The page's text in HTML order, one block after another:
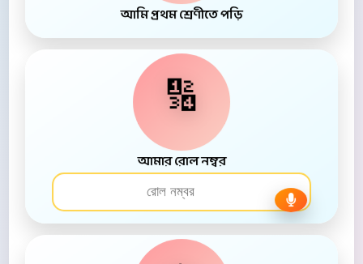
আমি প্রথম শ্রেণীতে পড়ি
🔢
আমার রোল নম্বর